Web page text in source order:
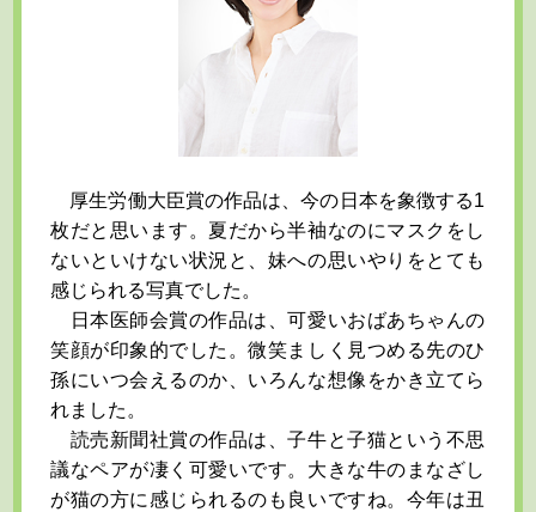
厚生労働大臣賞の作品は、今の日本を象徴する1
枚だと思います。夏だから半袖なのにマスクをし
ないといけない状況と、妹への思いやりをとても
感じられる写真でした。
日本医師会賞の作品は、可愛いおばあちゃんの
笑顔が印象的でした。微笑ましく見つめる先のひ
孫にいつ会えるのか、いろんな想像をかき立てら
れました。
読売新聞社賞の作品は、子牛と子猫という不思
議なペアが凄く可愛いです。大きな牛のまなざし
が猫の方に感じられるのも良いですね。今年は丑